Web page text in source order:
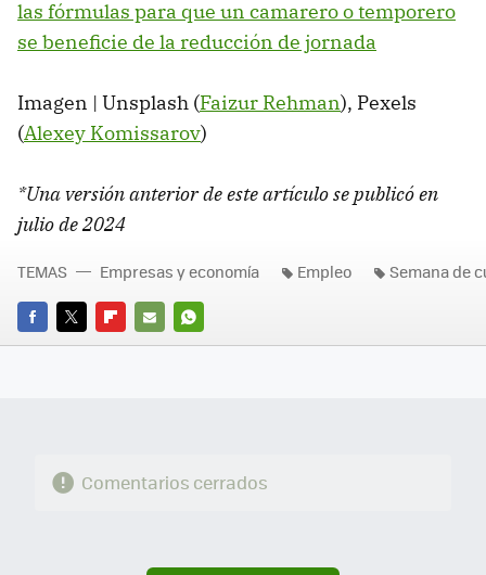
las fórmulas para que un camarero o temporero
se beneficie de la reducción de jornada
Imagen | Unsplash (Faizur Rehman), Pexels
(Alexey Komissarov)
*Una versión anterior de este artículo se publicó en
julio de 2024
FACEBOOK
TWITTERFLIPBOARD
E-
WHATSAPP
TEMAS Empresas y economía Empleo Semana de
Comentarios cerrados